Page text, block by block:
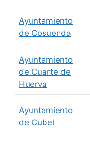
Ayuntamiento
de Cosuenda
Ayuntamiento
de Cuarte de
Huerva
Ayuntamiento
de Cubel